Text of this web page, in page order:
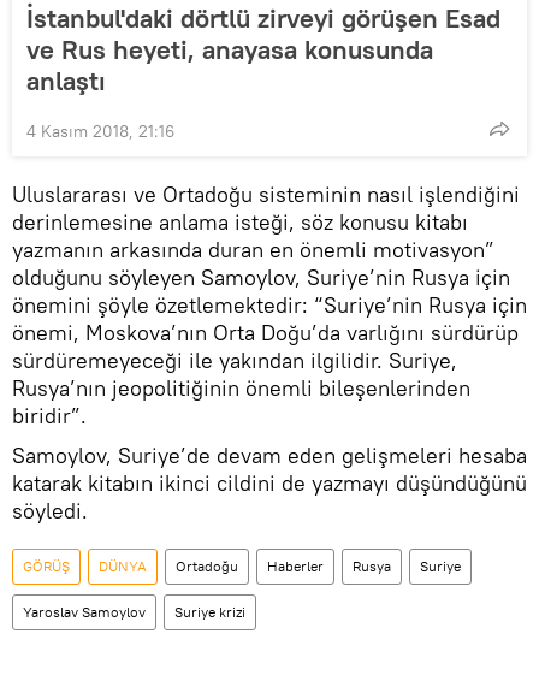
İstanbul'daki dörtlü zirveyi görüşen Esad
ve Rus heyeti, anayasa konusunda
anlaştı
4 Kasım 2018, 21:16
Uluslararası ve Ortadoğu sisteminin nasıl işlendiğini
derinlemesine anlama isteği, söz konusu kitabı
yazmanın arkasında duran en önemli motivasyon”
olduğunu söyleyen Samoylov, Suriye’nin Rusya için
önemini şöyle özetlemektedir: “Suriye’nin Rusya için
önemi, Moskova’nın Orta Doğu’da varlığını sürdürüp
sürdüremeyeceği ile yakından ilgilidir. Suriye,
Rusya’nın jeopolitiğinin önemli bileşenlerinden
biridir”.
Samoylov, Suriye’de devam eden gelişmeleri hesaba
katarak kitabın ikinci cildini de yazmayı düşündüğünü
söyledi.
GÖRÜŞ DÜNYA Ortadoğu Haberler Rusya Suriye
Yaroslav Samoylov Suriye krizi